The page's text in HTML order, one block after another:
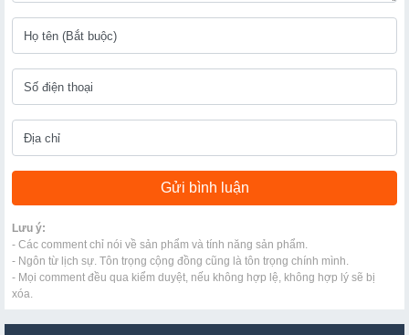
Lưu ý:
- Các comment chỉ nói về sản phẩm và tính năng sản phẩm.
- Ngôn từ lịch sự. Tôn trọng cộng đồng cũng là tôn trọng chính mình.
- Mọi comment đều qua kiểm duyệt, nếu không hợp lệ, không hợp lý sẽ bị
xóa.